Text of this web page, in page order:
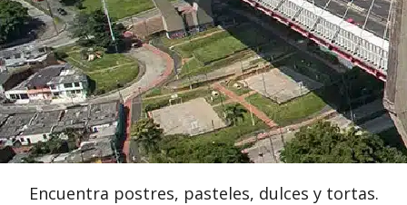
Encuentra postres, pasteles, dulces y tortas.